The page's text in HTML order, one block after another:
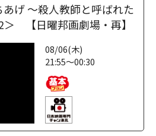
げ ～殺人教師と呼ばれた
＞ 【日曜邦画劇場・再】
08/06(木)
21:55～00:30